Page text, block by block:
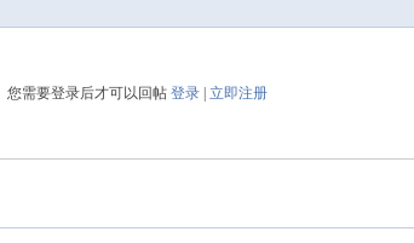
您需要登录后才可以回帖 登录 立即注册